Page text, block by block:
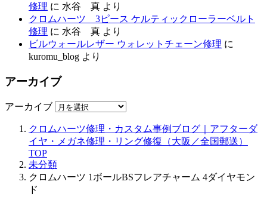
修理 に 水谷 真 より
クロムハーツ 3ピース ケルティックローラーベルト
修理 に 水谷 真 より
ビルウォールレザー ウォレットチェーン修理 に
kuromu_blog より
アーカイブ
アーカイブ
クロムハーツ修理・カスタム事例ブログ｜アフターダ
イヤ・メガネ修理・リング修復（大阪／全国郵送）
TOP
未分類
クロムハーツ 1ボールBSフレアチャーム 4ダイヤモン
ド